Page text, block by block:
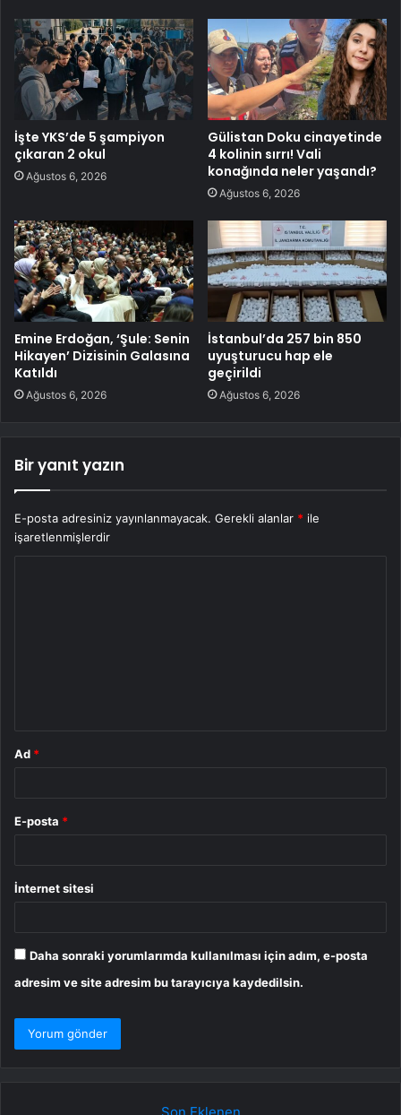
İşte YKS’de 5 şampiyon
çıkaran 2 okul
Ağustos 6, 2026
Gülistan Doku cinayetinde
4 kolinin sırrı! Vali
konağında neler yaşandı?
Ağustos 6, 2026
Emine Erdoğan, ‘Şule: Senin
Hikayen’ Dizisinin Galasına
Katıldı
Ağustos 6, 2026
İstanbul’da 257 bin 850
uyuşturucu hap ele
geçirildi
Ağustos 6, 2026
Bir yanıt yazın
E-posta adresiniz yayınlanmayacak. Gerekli alanlar * ile
işaretlenmişlerdir
Ad *
E-posta *
İnternet sitesi
Daha sonraki yorumlarımda kullanılması için adım, e-posta
adresim ve site adresim bu tarayıcıya kaydedilsin.